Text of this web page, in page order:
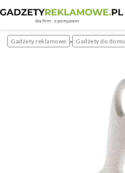
Gadżety reklamowe » Gadżety do domu